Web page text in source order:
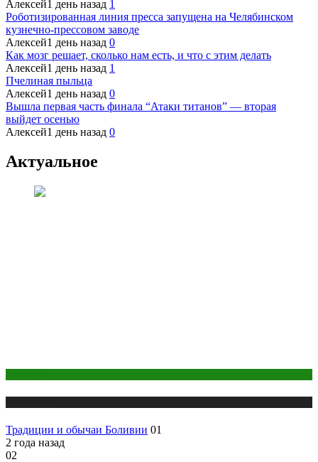
Алексей1 день назад 1
Роботизированная линия пресса запущена на Челябинском
кузнечно-прессовом заводе
Алексей1 день назад 0
Как мозг решает, сколько нам есть, и что с этим делать
Алексей1 день назад 1
Пчелиная пыльца
Алексей1 день назад 0
Вышла первая часть финала “Атаки титанов” — вторая
выйдет осенью
Алексей1 день назад 0
Актуальное
Традиции и обычаи Боливии 01
2 года назад
02